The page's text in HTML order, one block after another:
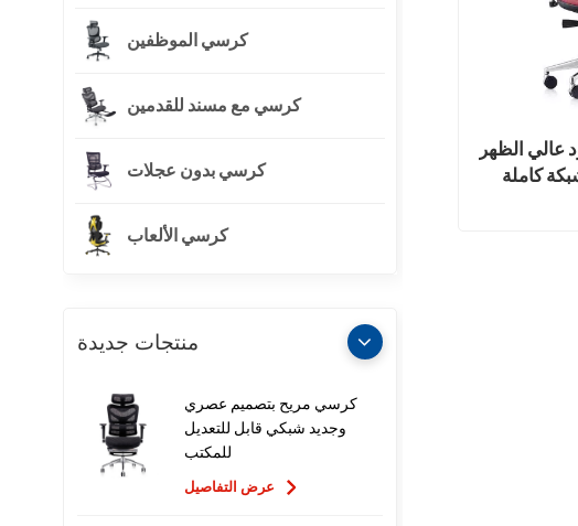
الظهر
كاملة
كرسي الموظفين
كرسي مع مسند للقدمين
كرسي بدون عجلات
كرسي الألعاب
منتجات جديدة
كرسي مريح بتصميم عصري
وجديد شبكي قابل للتعديل
للمكتب